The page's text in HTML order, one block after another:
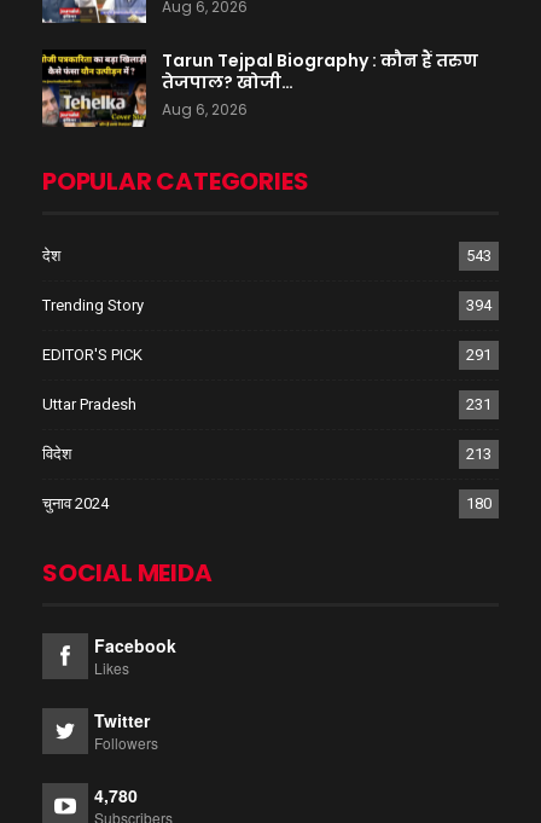
Aug 6, 2026
Tarun Tejpal Biography : कौन हैं तरुण
तेजपाल? खोजी…
Aug 6, 2026
POPULAR CATEGORIES
देश 543
Trending Story 394
EDITOR'S PICK 291
Uttar Pradesh 231
विदेश 213
चुनाव 2024 180
SOCIAL MEIDA
Facebook
Likes
Twitter
Followers
4,780
Subscribers